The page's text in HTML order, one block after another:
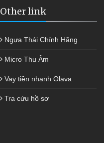
Other link
Ngựa Thái Chính Hãng
Micro Thu Âm
Vay tiền nhanh Olava
Tra cứu hồ sơ